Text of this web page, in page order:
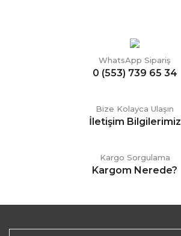
WhatsApp Sipariş
0 (553) 739 65 34
Bize Kolayca Ulaşın
İletişim Bilgilerimiz
Kargo Sorgulama
Kargom Nerede?